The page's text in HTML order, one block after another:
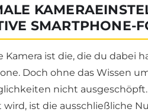
SMARTPHONE-
Kamera ist die, die du dabei
Doch ohne das Wissen
nicht
ist die ausschließliche